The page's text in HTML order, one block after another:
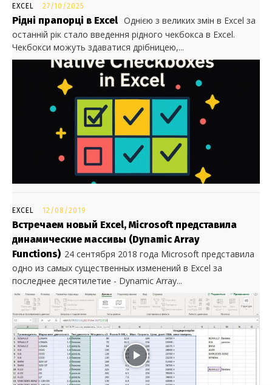
EXCEL 27/10/2025
Рідні прапорці в Excel Однією з великих змін в Excel за
останній рік стало введення рідного чекбокса в Excel.
Чекбокси можуть здаватися дрібницею,...
EXCEL 12/08/2019
Встречаем новый Excel, Microsoft представила
динамические массивы (Dynamic Array
Functions) 24 сентября 2018 года Microsoft представила
одно из самых существенных изменений в Excel за
последнее десятилетие - Dynamic Array...